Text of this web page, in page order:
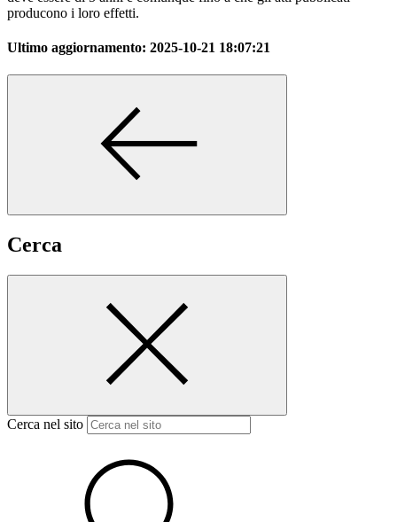
producono i loro effetti.
Ultimo aggiornamento: 2025-10-21 18:07:21
Cerca
Cerca nel sito